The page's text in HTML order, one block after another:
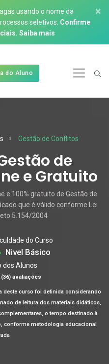
usando o nome da
seletivos. Confirme
Saiba mais
×
do Aluno
Gestão de Conflitos
de
e Gratuito
e 100% gratuito de Gestão de
que é válido conforme Lei
5.154/2004
do Curso
Nivel Básico
dos Alunos
(36) avaliações
deste curso foi definida considerando
de leitura dos materiais didáticos,
o tempo destinado à
conforme metodologia educacional